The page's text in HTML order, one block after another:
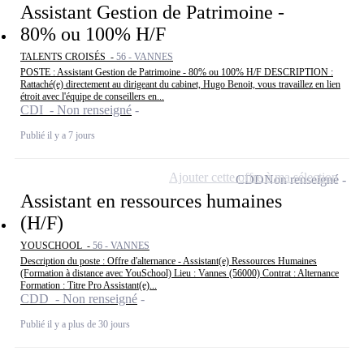
Assistant Gestion de Patrimoine -
80% ou 100% H/F
TALENTS CROISÉS - 56 - VANNES
POSTE : Assistant Gestion de Patrimoine - 80% ou 100% H/F DESCRIPTION :
Rattaché(e) directement au dirigeant du cabinet, Hugo Benoit, vous travaillez en lien
étroit avec l'équipe de conseillers en...
CDI - Non renseigné
Publié il y a 7 jours
Assistant en ressources humaines
(H/F)
YOUSCHOOL - 56 - VANNES
Description du poste : Offre d'alternance - Assistant(e) Ressources Humaines
(Formation à distance avec YouSchool) Lieu : Vannes (56000) Contrat : Alternance
Formation : Titre Pro Assistant(e)...
CDD - Non renseigné
Publié il y a plus de 30 jours
CDDNon renseigné
Ajouter cette offre à ma sélection